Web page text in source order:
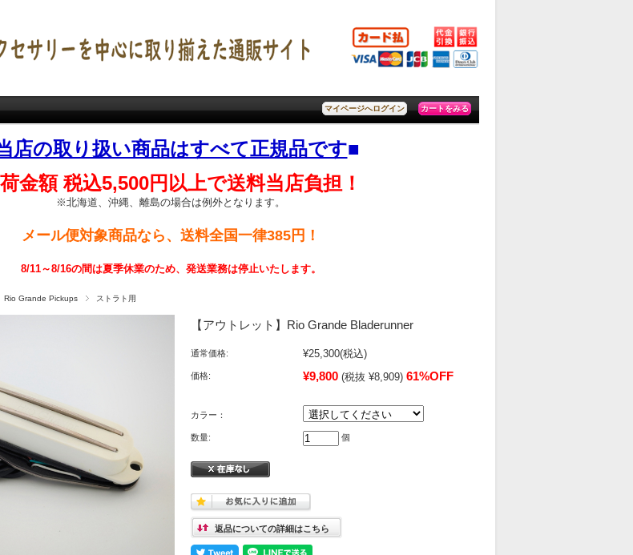
マイページへログイン カートをみる
店の取り扱い商品はすべて正規品です■
金額 税込5,500円以上で送料当店負担！
※北海道、沖縄、離島の場合は例外となります。
メール便対象商品なら、送料全国一律385円！
8/11～8/16の間は夏季休業のため、発送業務は停止いたします。
Rio Grande Pickups ストラト用
【アウトレット】Rio Grande Bladerunner
通常価格: ¥25,300(税込)
価格: ¥9,800 (税抜 ¥8,909) 61%OFF
カラー：
数量: 個
返品についての詳細はこちら